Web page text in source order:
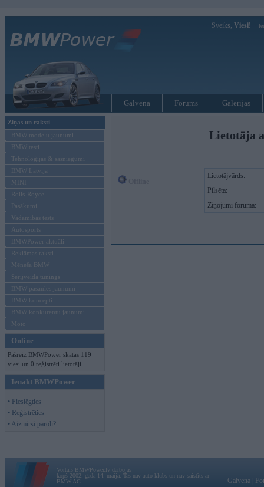
Sveiks, Viesi!
Galvenā Forums Galerijas
Ziņas un raksti
BMW modeļu jaunumi
BMW testi
Tehnoloģijas & sasniegumi
BMW Latvijā
MINI
Rolls-Royce
Pasākumi
Vadāmības tests
Autosports
BMWPower aktuāli
Reklāmas raksti
Mēneša BMW
Sērijveida tūnings
BMW pasaules jaunumi
BMW koncepti
BMW konkurentu jaunumi
Moto
Online
Pašreiz BMWPower skatās 119
viesi un 0 reģistrēti lietotāji.
Ienākt BMWPower
• Pieslēgties
• Reģistrēties
• Aizmirsi paroli?
Lietotāja
Lietotājvārds:
Pilsēta:
Ziņojumi forumā:
Vortāls BMWPower.lv darbojas
kopš 2002. gada 14. maija. Tas nav auto klubs un nav saistīts ar
BMW AG.
Galvena